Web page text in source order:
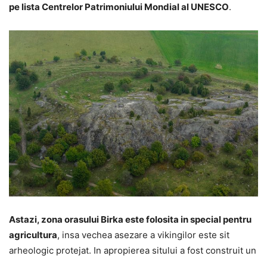
pe lista Centrelor Patrimoniului Mondial al UNESCO.
Astazi, zona orasului Birka este folosita in special pentru
agricultura, insa vechea asezare a vikingilor este sit
arheologic protejat. In apropierea sitului a fost construit un